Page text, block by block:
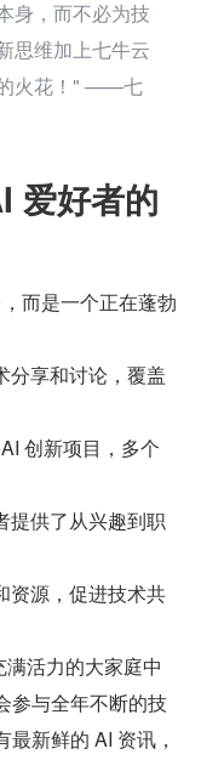
身，而不必为技
思维加上七牛云
火花！" ——七
爱好者的
而是一个正在蓬勃
分享和讨论，覆盖
创新项目，多个
提供了从兴趣到职
资源，促进技术共
活力的大家庭中
参与全年不断的技
新鲜的 AI 资讯，